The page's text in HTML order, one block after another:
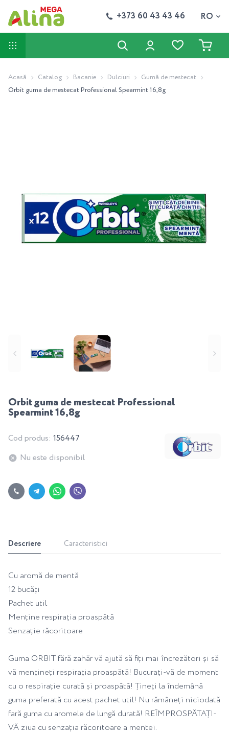
+373 60 43 43 46 RO
Acasă Catalog Bacanie Dulciuri
Gumă de mestecat
Orbit guma de mestecat Professional Spearmint 16,8g
Orbit guma de mestecat Professional
Spearmint 16,8g
Cod produs: 156447
Nu este disponibil
Descriere Caracteristici
Cu aromă de mentă
12 bucăți
Pachet util
Menține respirația proaspătă
Senzație răcoritoare
Guma ORBIT fără zahăr vă ajută să fiți mai încrezători și să
vă mențineți respirația proaspătă! Bucurați-vă de moment
cu o respirație curată și proaspătă! Țineți la îndemână
guma preferată cu acest pachet util! Nu rămâneți niciodată
fară guma cu aromele de lungă durată! REÎMPROSPĂTAȚI-
VĂ ziua cu senzația răcoritoare a mentei.